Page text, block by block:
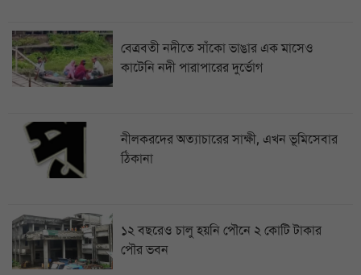
বেত্রবতী নদীতে সাঁকো ভাঙার এক মাসেও
কাটেনি নদী পারাপারের দুর্ভোগ
নীলকরদের অত্যাচারের সাক্ষী, এখন ভূমিসেবার
ঠিকানা
১২ বছরেও চালু হয়নি পৌনে ২ কোটি টাকার
পৌর ভবন